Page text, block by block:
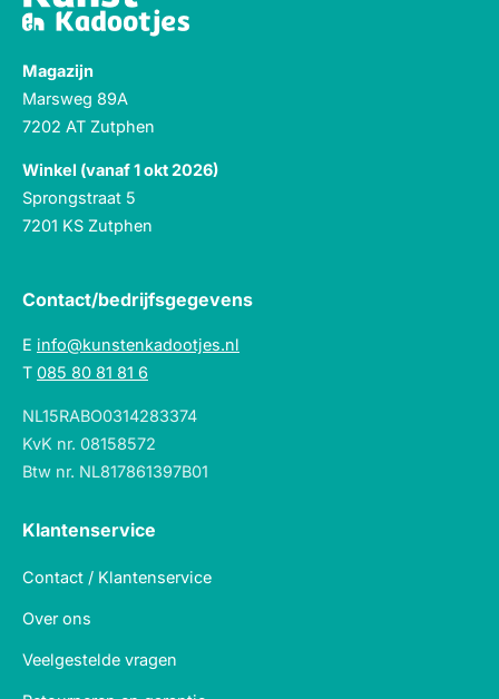
Magazijn
Marsweg 89A
7202 AT Zutphen
Winkel (vanaf 1 okt 2026)
Sprongstraat 5
7201 KS Zutphen
Contact/bedrijfsgegevens
E info@kunstenkadootjes.nl
T 085 80 81 81 6
NL15RABO0314283374
KvK nr. 08158572
Btw nr. NL817861397B01
Klantenservice
Contact / Klantenservice
Over ons
Veelgestelde vragen